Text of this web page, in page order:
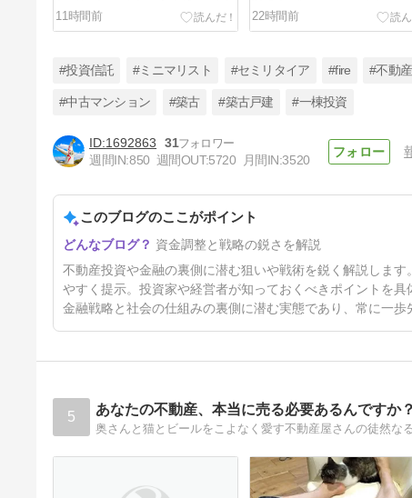
がらない…
11時間前
ている…
22時間前
レバレッジのパンチ力はないが
現金または低レバの「中古一戸
運転法
#投資信託 #ミニマリスト #セミリタイア #fire #不動
#中古マンション #築古 #築古戸建 #一棟投資
1692863
31
週間IN:850 週間OUT:5720 月間IN:3520
このブログのここがポイント
資金調整と戦略の鋭さを解説
不動産投資や金融の裏側に潜む狙いや戦術を鋭く解説しま
やすく提示。投資家や経営者が知っておくべきポイントを
金融戦略と社会の仕組みの裏側に潜む実態であり、常に一歩
5 あなたの不動産、本当に売る必要あるんですか？